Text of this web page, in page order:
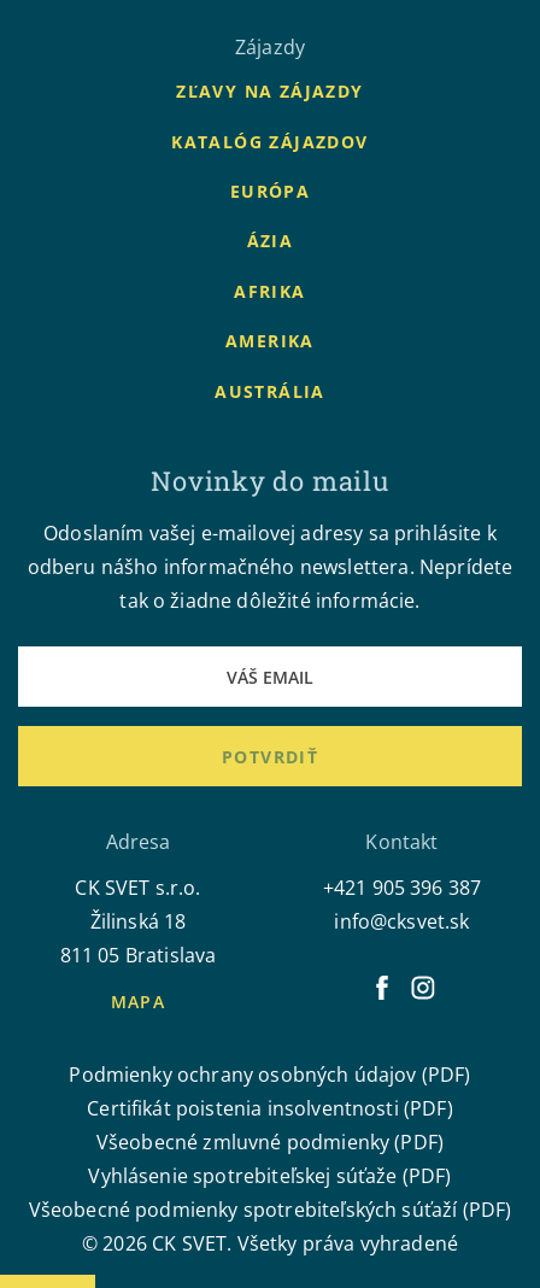
Zájazdy
ZĽAVY NA ZÁJAZDY
KATALÓG ZÁJAZDOV
EURÓPA
ÁZIA
AFRIKA
AMERIKA
AUSTRÁLIA
Novinky do mailu
Odoslaním vašej e-mailovej adresy sa prihlásite k
odberu nášho informačného newslettera. Neprídete
tak o žiadne dôležité informácie.
POTVRDIŤ
Adresa
CK SVET s.r.o.
Žilinská 18
811 05 Bratislava
MAPA
Kontakt
+421 905 396 387
info@cksvet.sk
Podmienky ochrany osobných údajov (PDF)
Certifikát poistenia insolventnosti (PDF)
Všeobecné zmluvné podmienky (PDF)
Vyhlásenie spotrebiteľskej súťaže (PDF)
Všeobecné podmienky spotrebiteľských súťaží (PDF)
© 2026 CK SVET. Všetky práva vyhradené